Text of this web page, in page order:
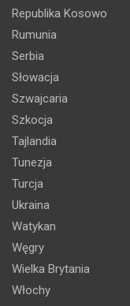
Republika Kosowo
Rumunia
Serbia
Słowacja
Szwajcaria
Szkocja
Tajlandia
Tunezja
Turcja
Ukraina
Watykan
Węgry
Wielka Brytania
Włochy